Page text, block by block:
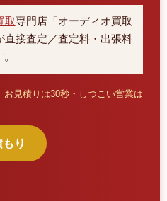
取専門店「オーディオ買取
直接査定／査定料・出張料
見積りは30秒・しつこい営業は
り